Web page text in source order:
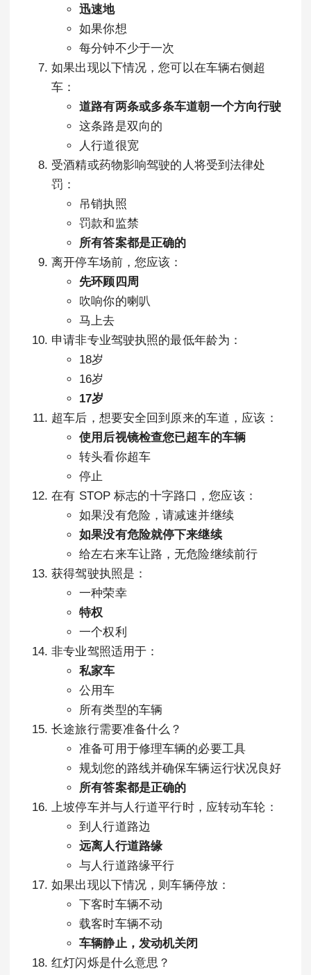
迅速地
如果你想
每分钟不少于一次
如果出现以下情况，您可以在车辆右侧超
车：
道路有两条或多条车道朝一个方向行驶
这条路是双向的
人行道很宽
受酒精或药物影响驾驶的人将受到法律处
罚：
吊销执照
罚款和监禁
所有答案都是正确的
离开停车场前，您应该：
先环顾四周
吹响你的喇叭
马上去
申请非专业驾驶执照的最低年龄为：
18岁
16岁
17岁
超车后，想要安全回到原来的车道，应该：
使用后视镜检查您已超车的车辆
转头看你超车
停止
在有 STOP 标志的十字路口，您应该：
如果没有危险，请减速并继续
如果没有危险就停下来继续
给左右来车让路，无危险继续前行
获得驾驶执照是：
一种荣幸
特权
一个权利
非专业驾照适用于：
私家车
公用车
所有类型的车辆
长途旅行需要准备什么？
准备可用于修理车辆的必要工具
规划您的路线并确保车辆运行状况良好
所有答案都是正确的
上坡停车并与人行道平行时，应转动车轮：
到人行道路边
远离人行道路缘
与人行道路缘平行
如果出现以下情况，则车辆停放：
下客时车辆不动
载客时车辆不动
车辆静止，发动机关闭
红灯闪烁是什么意思？